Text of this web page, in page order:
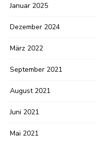
Januar 2025
Dezember 2024
März 2022
September 2021
August 2021
Juni 2021
Mai 2021